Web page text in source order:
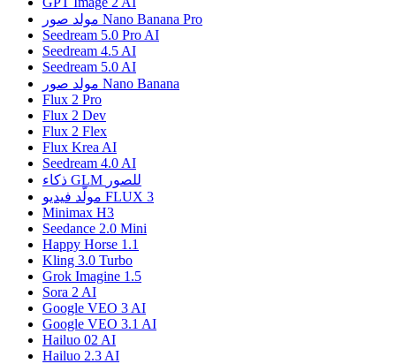
مولد صور Nano Banana Pro
Seedream 5.0 Pro AI
Seedream 4.5 AI
Seedream 5.0 AI
مولد صور Nano Banana
Flux 2 Pro
Flux 2 Dev
Flux 2 Flex
Flux Krea AI
Seedream 4.0 AI
ذكاء GLM للصور
مولّد فيديو FLUX 3
Minimax H3
Seedance 2.0 Mini
Happy Horse 1.1
Kling 3.0 Turbo
Grok Imagine 1.5
Sora 2 AI
Google VEO 3 AI
Google VEO 3.1 AI
Hailuo 02 AI
Hailuo 2.3 AI